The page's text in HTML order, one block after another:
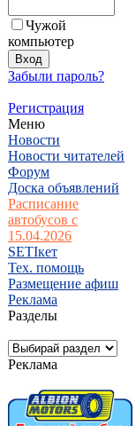
Чужой
компьютер
Забыли пароль?
Регистрация
Меню
Новости
Новости читателей
Форум
Доска объявлений
Расписание
автобусов с
15.04.2026
SETIкет
Тех. помощь
Размещение афиш
Реклама
Разделы
Реклама